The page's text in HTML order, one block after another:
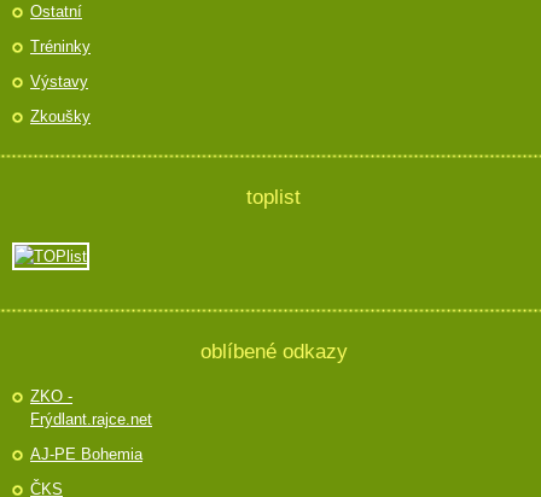
Ostatní
Tréninky
Výstavy
Zkoušky
toplist
oblíbené odkazy
ZKO -
Frýdlant.rajce.net
AJ-PE Bohemia
ČKS